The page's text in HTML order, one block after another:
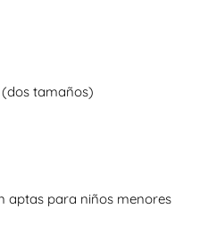
tamaños)
aptas para niños menores